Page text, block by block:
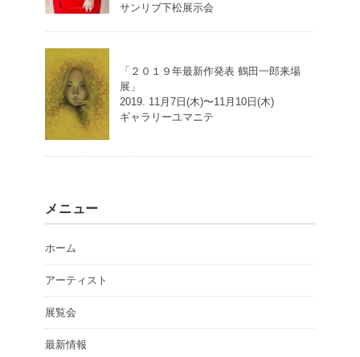
サンリブ下松展示会
「２０１９年最新作発表 鶴田一郎来場
展」
2019. 11月7日(木)〜11月10日(木)
ギャラリーユマニテ
メニュー
ホーム
アーティスト
展覧会
最新情報